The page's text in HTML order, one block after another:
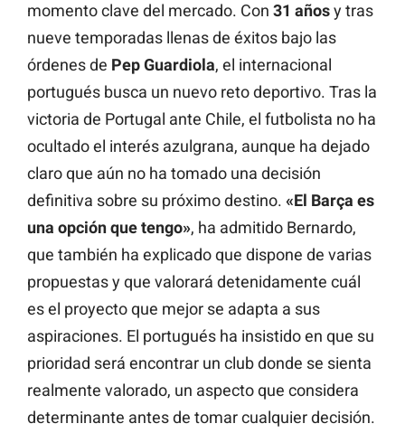
momento clave del mercado. Con 31 añosy tras
nueve temporadas llenas de éxitos bajo las
órdenes de Pep Guardiola, el internacional
portugués busca un nuevo reto deportivo. Tras la
victoria de Portugal ante Chile, el futbolista no ha
ocultado el interés azulgrana, aunque ha dejado
claro que aún no ha tomado una decisión
definitiva sobre su próximo destino. «El Barça es
una opción que tengo», ha admitido Bernardo,
que también ha explicado que dispone de varias
propuestas y que valorará detenidamente cuál
es el proyecto que mejor se adapta a sus
aspiraciones. El portugués ha insistido en que su
prioridad será encontrar un club donde se sienta
realmente valorado, un aspecto que considera
determinante antes de tomar cualquier decisión.